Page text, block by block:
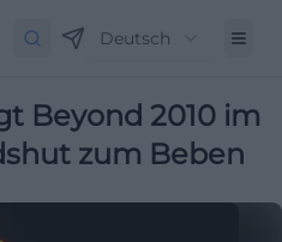
Deutsch
Beyond 2010 im
zum Beben